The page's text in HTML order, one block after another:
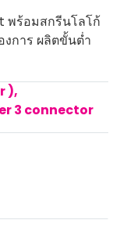
พร้อมสกรีนโลโก้
งการ ผลิตขั้นต่ำ
),
3 connector